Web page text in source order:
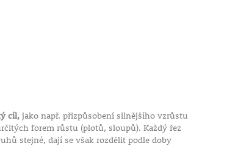
cíl,jako např. přizpůsobení silnějšího vzrůstu
forem růstu (plotů, sloupů). Každý řez
stejné, dají se však rozdělit podle doby